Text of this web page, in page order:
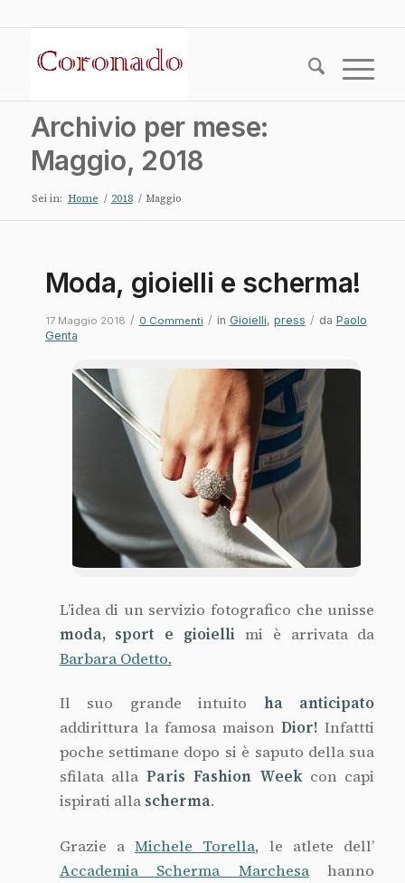
Archivio per mese:
Maggio, 2018
Sei in: Home / 2018 / Maggio
Moda, gioielli e scherma!
17 Maggio 2018 / 0 Commenti / in Gioielli, press / da Paolo
Genta
L’idea di un servizio fotografico che unisse
moda, sport e gioielli mi è arrivata da
Barbara Odetto.
Il suo grande intuito ha anticipato
addirittura la famosa maisonDior! Infattti
poche settimane dopo si è saputo della sua
sfilata allaParis Fashion Weekcon capi
ispirati alla scherma.
Grazie a Michele Torella, le atlete dell’
Accademia Scherma Marchesahanno